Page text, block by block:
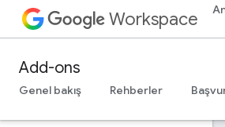
Workspace
Add-ons
Genel bakış Rehberler